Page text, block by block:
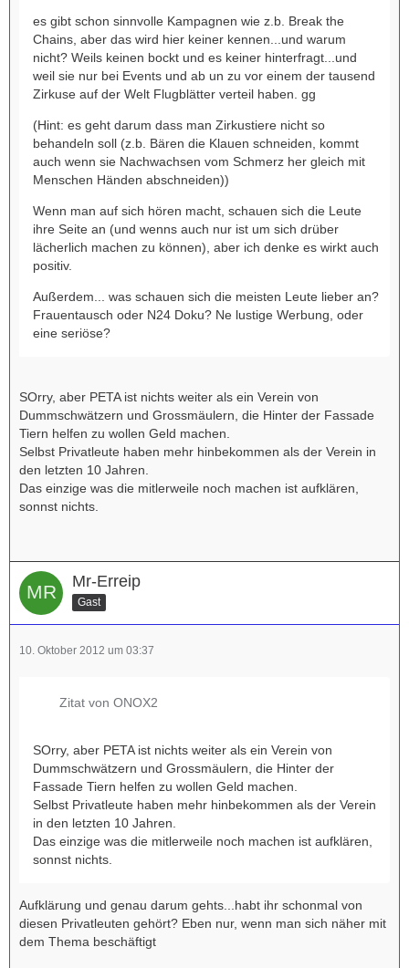
es gibt schon sinnvolle Kampagnen wie z.b. Break the
Chains, aber das wird hier keiner kennen...und warum
nicht? Weils keinen bockt und es keiner hinterfragt...und
weil sie nur bei Events und ab un zu vor einem der tausend
Zirkuse auf der Welt Flugblätter verteil haben. gg
(Hint: es geht darum dass man Zirkustiere nicht so
behandeln soll (z.b. Bären die Klauen schneiden, kommt
auch wenn sie Nachwachsen vom Schmerz her gleich mit
Menschen Händen abschneiden))
Wenn man auf sich hören macht, schauen sich die Leute
ihre Seite an (und wenns auch nur ist um sich drüber
lächerlich machen zu können), aber ich denke es wirkt auch
positiv.
Außerdem... was schauen sich die meisten Leute lieber an?
Frauentausch oder N24 Doku? Ne lustige Werbung, oder
eine seriöse?
SOrry, aber PETA ist nichts weiter als ein Verein von
Dummschwätzern und Grossmäulern, die Hinter der Fassade
Tiern helfen zu wollen Geld machen.
Selbst Privatleute haben mehr hinbekommen als der Verein in
den letzten 10 Jahren.
Das einzige was die mitlerweile noch machen ist aufklären,
sonnst nichts.
Mr-Erreip
Gast
10. Oktober 2012 um 03:37
Zitat von ONOX2
SOrry, aber PETA ist nichts weiter als ein Verein von
Dummschwätzern und Grossmäulern, die Hinter der
Fassade Tiern helfen zu wollen Geld machen.
Selbst Privatleute haben mehr hinbekommen als der Verein
in den letzten 10 Jahren.
Das einzige was die mitlerweile noch machen ist aufklären,
sonnst nichts.
Aufklärung und genau darum gehts...habt ihr schonmal von
diesen Privatleuten gehört? Eben nur, wenn man sich näher mit
dem Thema beschäftigt